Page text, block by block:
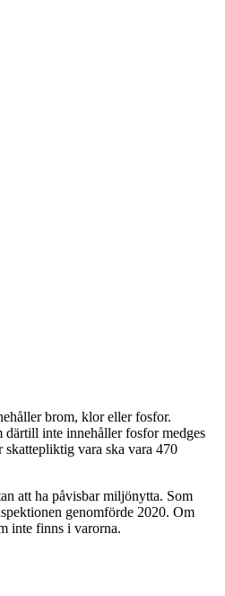
brom, klor eller fosfor.
därtill inte innehåller fosfor medges
vara ska vara 470
att ha påvisbar miljönytta. Som
genomförde 2020. Om
inte finns i varorna.